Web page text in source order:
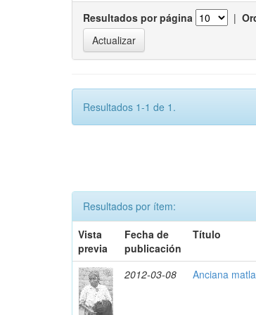
Resultados por página |
Resultados 1-1 de 1.
Resultados por ítem:
Vista
previa
Fecha de
publicación
Título
2012-03-08 Anciana